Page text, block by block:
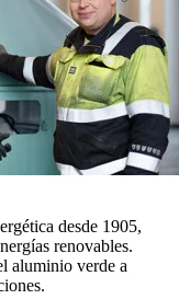
desde 1905,
renovables.
aluminio verde a